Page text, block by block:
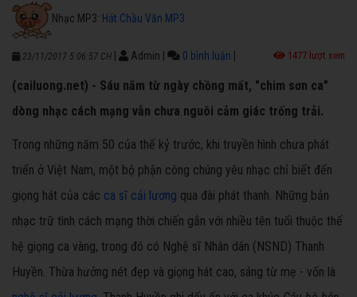
Nhạc MP3: Hát Chầu Văn MP3
23/11/2017 5:06:57 CH Admin 0 bình luận 1477 lượt xem
(cailuong.net) - Sáu năm từ ngày chồng mất, "chim sơn ca"
dòng nhạc cách mạng vẫn chưa nguôi cảm giác trống trải.
Trong những năm 50 của thế kỷ trước, khi truyền hình chưa phát
triển ở Việt Nam, một bộ phận công chúng yêu nhạc chỉ biết đến
giọng hát của các ca sĩ cải lương qua đài phát thanh. Những bản
nhạc trữ tình cách mạng thời chiến gắn với nhiều tên tuổi thuộc thế
hệ giọng ca vàng, trong đó có Nghệ sĩ Nhân dân (NSND) Thanh
Huyền. Thừa hưởng nét đẹp và giọng hát cao, sáng từ mẹ - vốn là